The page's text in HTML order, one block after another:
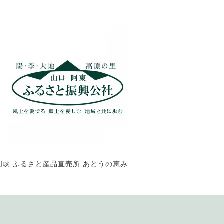
ふるさと産品直売所 あとうの恵み